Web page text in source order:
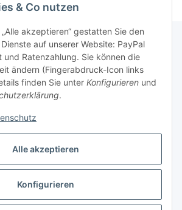
Alle akzeptieren
Konfigurieren
& Co nutzen
akzeptieren“ gestatten Sie den
auf unserer Website: PayPal
und Ratenzahlung. Sie können die
ändern (Fingerabdruck-Icon links
finden Sie unter Konfigurieren und
.
Vertrag widerrufen